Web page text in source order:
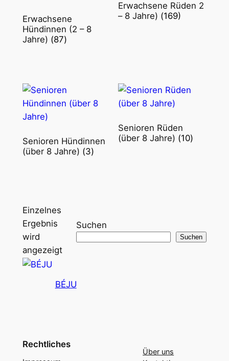
Erwachsene
Hündinnen (2 – 8
Jahre) (87)
Erwachsene Rüden 2
– 8 Jahre) (169)
Senioren Hündinnen
(über 8 Jahre) (3)
Senioren Rüden
(über 8 Jahre) (10)
Einzelnes
Ergebnis
wird
angezeigt
Suchen
Suchen
BÉJU
Rechtliches
Über uns